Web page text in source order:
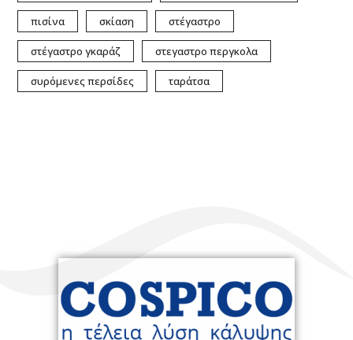
πισίνα σκίαση στέγαστρο
στέγαστρο γκαράζ στεγαστρο περγκολα
συρόμενες περσίδες ταράτσα